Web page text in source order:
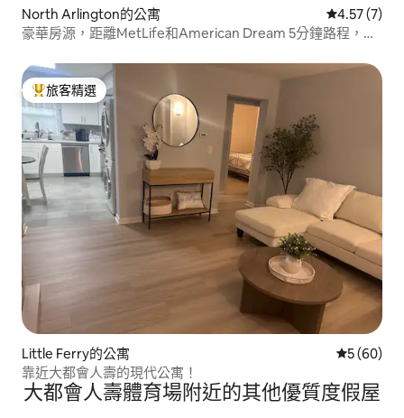
North Arlington的公寓 從 7 則評價
4.57 (7)
豪華房源，距離MetLife和American Dream 5分鐘路程，靠
旅客精選榜首
旅客精選
Little Ferry的公寓 從 60 則評
5 (60)
靠近大都會人壽的現代公寓！
大都會人壽體育場附近的其他優質度假屋